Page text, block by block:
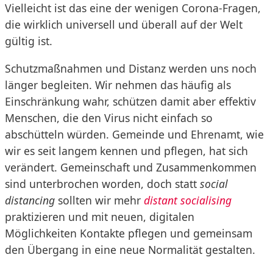
Vielleicht ist das eine der wenigen Corona-Fragen,
die wirklich universell und überall auf der Welt
gültig ist.
Schutzmaßnahmen und Distanz werden uns noch
länger begleiten. Wir nehmen das häufig als
Einschränkung wahr, schützen damit aber effektiv
Menschen, die den Virus nicht einfach so
abschütteln würden. Gemeinde und Ehrenamt, wie
wir es seit langem kennen und pflegen, hat sich
verändert. Gemeinschaft und Zusammenkommen
sind unterbrochen worden, doch statt social
distancing sollten wir mehr distant socialising
praktizieren und mit neuen, digitalen
Möglichkeiten Kontakte pflegen und gemeinsam
den Übergang in eine neue Normalität gestalten.